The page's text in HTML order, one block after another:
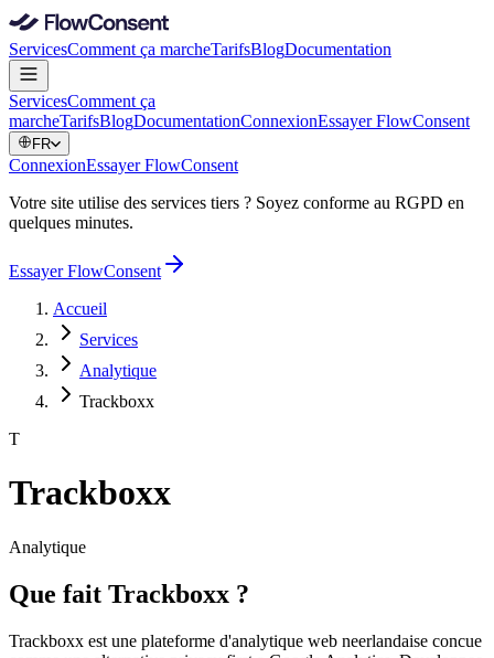
ServicesComment ça marcheTarifsBlogDocumentation
ServicesComment ça
marcheTarifsBlogDocumentationConnexionEssayer FlowConsent
FR
ConnexionEssayer FlowConsent
Votre site utilise des services tiers ? Soyez conforme au RGPD en
quelques minutes.
Essayer FlowConsent
Accueil
Services
Analytique
Trackboxx
T
Trackboxx
Analytique
Que fait Trackboxx ?
Trackboxx est une plateforme d'analytique web neerlandaise concue